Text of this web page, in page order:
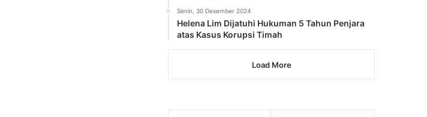
Senin, 30 Desember 2024
Helena Lim Dijatuhi Hukuman 5 Tahun Penjara
atas Kasus Korupsi Timah
Load More